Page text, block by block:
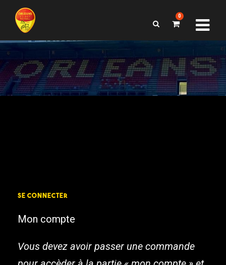
0
SE CONNECTER
Mon compte
Vous devez avoir passer une commande